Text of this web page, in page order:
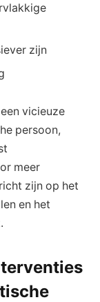
zijn
vicieuze
persoon,
meer
zijn op het
en het